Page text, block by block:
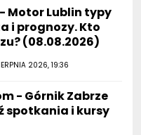
Motor Lublin typy
i prognozy. Kto
(08.08.2026)
2026, 19:36
- Górnik Zabrze
spotkania i kursy